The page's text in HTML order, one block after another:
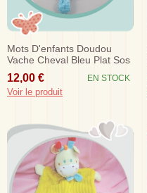
Mots D'enfants Doudou
Vache Cheval Bleu Plat Sos
12,00 € EN STOCK
Voir le produit